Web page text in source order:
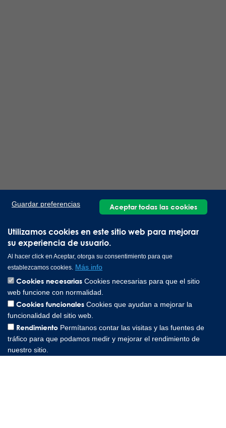
Utilizamos cookies en este sitio web para mejorar
su experiencia de usuario.
Al hacer click en Aceptar, otorga su consentimiento para que
establezcamos cookies. Más info
Cookies necesarias Cookies necesarias para que el sitio
web funcione con normalidad.
Cookies funcionales Cookies que ayudan a mejorar la
funcionalidad del sitio web.
Rendimiento Permítanos contar las visitas y las fuentes de
tráfico para que podamos medir y mejorar el rendimiento de
nuestro sitio.
Guardar preferencias Aceptar todas las cookies